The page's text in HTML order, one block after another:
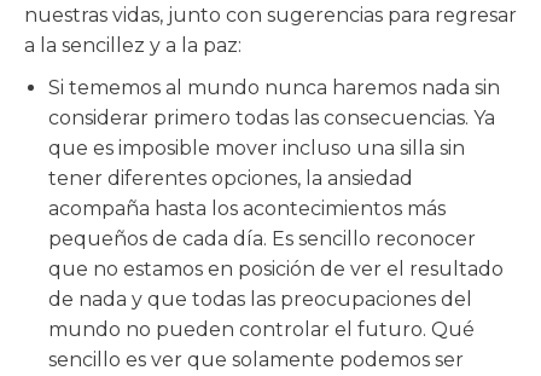
nuestras vidas, junto con sugerencias para regresar
a la sencillez y a la paz:
Si tememos al mundo nunca haremos nada sin
considerar primero todas las consecuencias. Ya
que es imposible mover incluso una silla sin
tener diferentes opciones, la ansiedad
acompaña hasta los acontecimientos más
pequeños de cada día. Es sencillo reconocer
que no estamos en posición de ver el resultado
de nada y que todas las preocupaciones del
mundo no pueden controlar el futuro. Qué
sencillo es ver que solamente podemos ser